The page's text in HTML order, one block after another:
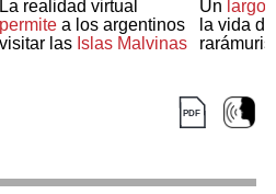
La realidad virtual
permitea los argentinos
visitar las Islas Malvinas
Un
la vida
rarámuris